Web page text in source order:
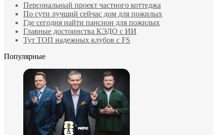
Персональный проект частного коттеджа
По сути лучший сейчас дом для пожилых
Где сегодня найти пансион для пожилых
Главные достоинства КЭДО с ИИ
Тут ТОП надежных клубов с FS
Популярные